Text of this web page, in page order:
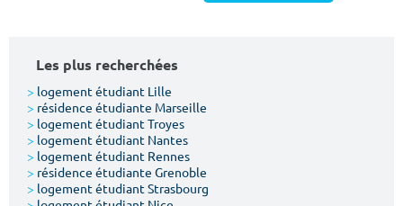
Les plus recherchées
> logement étudiant Lille
> résidence étudiante Marseille
> logement étudiant Troyes
> logement étudiant Nantes
> logement étudiant Rennes
> résidence étudiante Grenoble
> logement étudiant Strasbourg